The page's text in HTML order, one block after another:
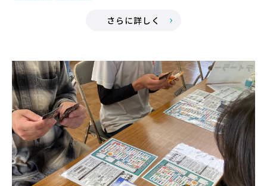
さらに詳しく